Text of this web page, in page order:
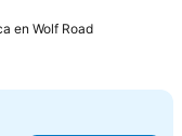
en Wolf RoadVer